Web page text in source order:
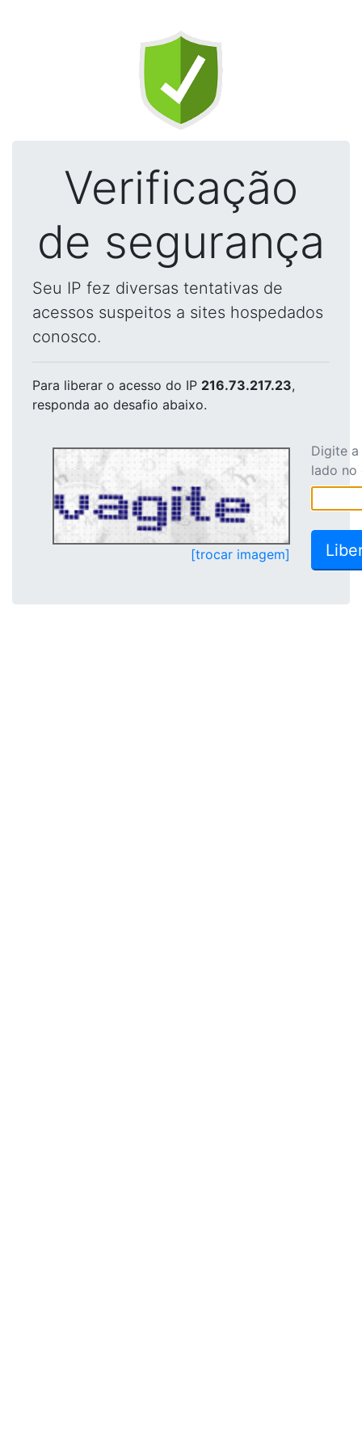
Verificação
de segurança
Seu IP fez diversas tentativas de
acessos suspeitos a sites hospedados
conosco.
Para liberar o acesso do IP 216.73.217.23,
responda ao desafio abaixo.
[trocar imagem]
Digite
lado no